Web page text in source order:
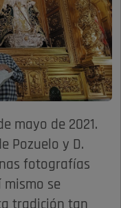
mayo de 2021.
Pozuelo y D.
fotografías
se